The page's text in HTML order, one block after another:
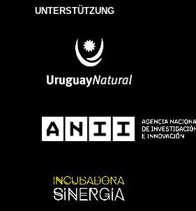
UNTERSTÜTZUNG